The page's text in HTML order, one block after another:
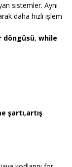
sistemler. Aynı
daha hızlı işlem
döngüsü, while
şartı,artış